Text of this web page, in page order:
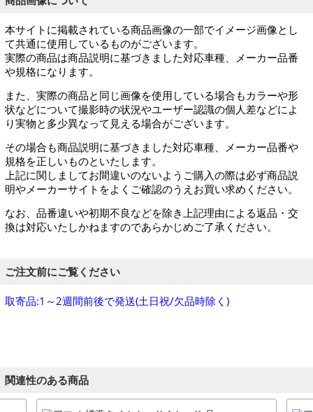
本サイトに掲載されている商品画像の一部でイメージ画像とし
て共通に使用しているものがございます。
実際の商品は商品説明に基づきました対応車種、メーカー品番
や規格になります。
また、実際の商品と同じ画像を使用している場合もカラーや形
状などについて撮影時の状況やユーザー認識の個人差などによ
り実物と多少異なって見える場合がございます。
その場合も商品説明に基づきました対応車種、メーカー品番や
規格を正しいものといたします。
上記に関しましてお間違いのないようご購入の際は必ず商品説
明やメーカーサイトをよくご確認のうえお買い求めください。
なお、品番違いや初期不良などを除き上記理由による返品・交
換は対応いたしかねますのであらかじめご了承ください。
ご注文前にご覧ください
取寄品:1～2週間前後で発送(土日祝/欠品時除く)
関連性のある商品